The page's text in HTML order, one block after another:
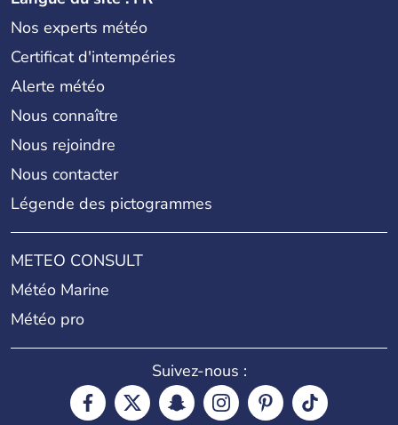
Nos experts météo
Certificat d'intempéries
Alerte météo
Nous connaître
Nous rejoindre
Nous contacter
Légende des pictogrammes
METEO CONSULT
Météo Marine
Météo pro
Suivez-nous :